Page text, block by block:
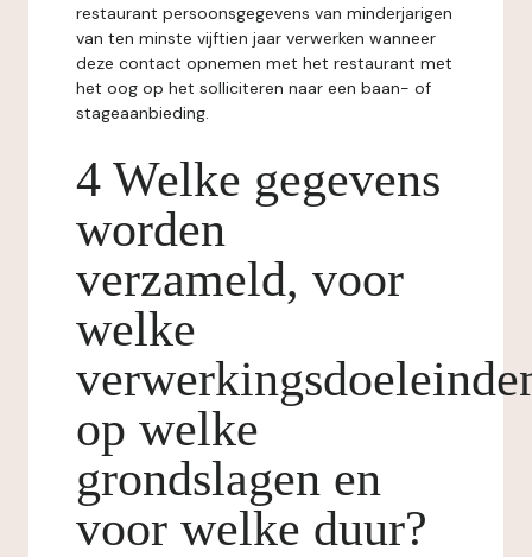
restaurant persoonsgegevens van minderjarigen
van ten minste vijftien jaar verwerken wanneer
deze contact opnemen met het restaurant met
het oog op het solliciteren naar een baan- of
stageaanbieding.
4 Welke gegevens
worden
verzameld, voor
welke
op welke
grondslagen en
voor welke duur?